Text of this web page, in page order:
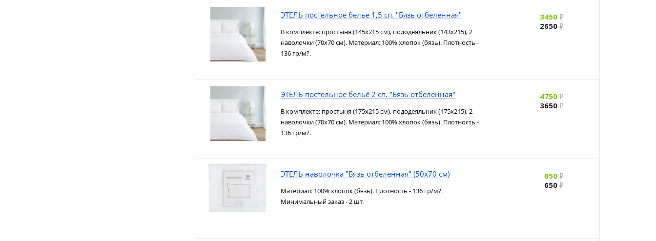
ЭТЕЛЬ постельное бельё 1,5 сп. "Бязь отбеленная"
В комплекте: простыня (145х215 см), пододеяльник (143х215), 2
наволочки (70х70 см). Материал: 100% хлопок (бязь). Плотность -
136 гр/м?.
3450
2650
ЭТЕЛЬ постельное бельё 2 сп. "Бязь отбеленная"
В комплекте: простыня (175х215 см), пододеяльник (175х215), 2
наволочки (70х70 см). Материал: 100% хлопок (бязь). Плотность -
136 гр/м?.
4750
3650
ЭТЕЛЬ наволочка "Бязь отбеленная" (50х70 см)
Материал: 100% хлопок (бязь). Плотность - 136 гр/м?.
Минимальный заказ - 2 шт.
850
650